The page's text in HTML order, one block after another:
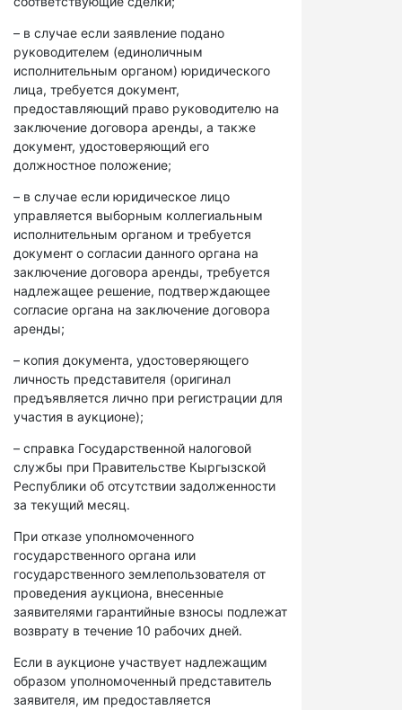
– в случае если заявление подано
руководителем (единоличным
исполнительным органом) юридического
лица, требуется документ,
предоставляющий право руководителю на
заключение договора аренды, а также
документ, удостоверяющий его
должностное положение;
– в случае если юридическое лицо
управляется выборным коллегиальным
исполнительным органом и требуется
документ о согласии данного органа на
заключение договора аренды, требуется
надлежащее решение, подтверждающее
согласие органа на заключение договора
аренды;
– копия документа, удостоверяющего
личность представителя (оригинал
предъявляется лично при регистрации для
участия в аукционе);
– справка Государственной налоговой
службы при Правительстве Кыргызской
Республики об отсутствии задолженности
за текущий месяц.
При отказе уполномоченного
государственного органа или
государственного землепользователя от
проведения аукциона, внесенные
заявителями гарантийные взносы подлежат
возврату в течение 10 рабочих дней.
Если в аукционе участвует надлежащим
образом уполномоченный представитель
заявителя, им предоставляется